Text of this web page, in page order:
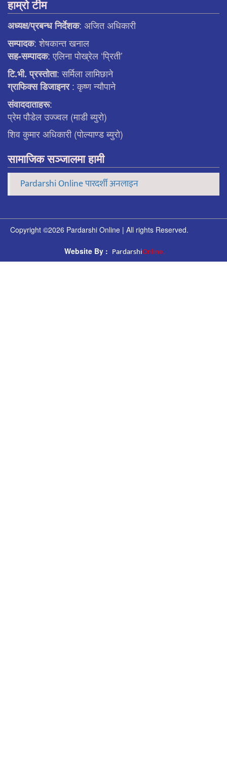
हाम्रो टीम
अध्यक्ष/प्रबन्ध निर्देशक: अजित अधिकारी
सम्पादक: शेषकान्त खनाल
सह-सम्पादक: एलिना पाेख्रेल ‘प्रिती’
टि.भी. प्रस्ताेता: सर्मिला लामिछाने
ग्राफिक्स डिजाइनर: कृष्ण न्याैपाने
संवाददाताहरू:
प्रेम पौडेल उज्ज्वल (माडी ब्युरो)
शिव कुमार अधिकारी (पोल्याण्ड ब्युरो)
सामाजिक सञ्जालमा हामी
Pardarshi Online पारदर्शी अनलाइन
Copyright ©2026 Pardarshi Online | All rights Reserved.
Website By : PardarshiOnline.